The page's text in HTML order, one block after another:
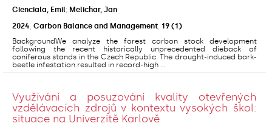
Cienciala, Emil; Melichar, Jan
2024 Carbon Balance and Management 19 (1)
BackgroundWe analyze the forest carbon stock development
following the recent historically unprecedented dieback of
coniferous stands in the Czech Republic. The drought-induced bark-
beetle infestation resulted in record-high ...
Využívání a posuzování kvality otevřených
vzdělávacích zdrojů v kontextu vysokých škol:
situace na Univerzitě Karlově